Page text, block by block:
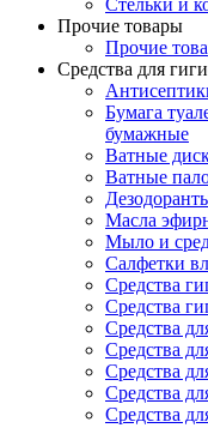
Стельки и
Прочие товары
Прочие
Средства для
Бумага
бумажные
Ватные
Ватные
Масла
Мыло и
Салфетки
Средства
Средства
Средства
Средства
Средства
Средства
Средства